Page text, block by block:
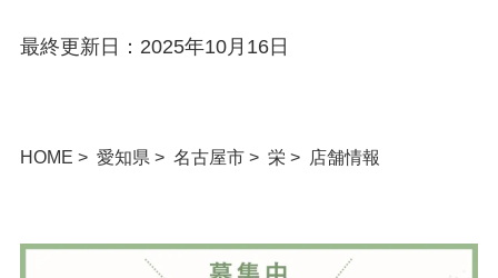
最終更新日：2025年10月16日
HOME 愛知県 名古屋市 栄 店舗情報